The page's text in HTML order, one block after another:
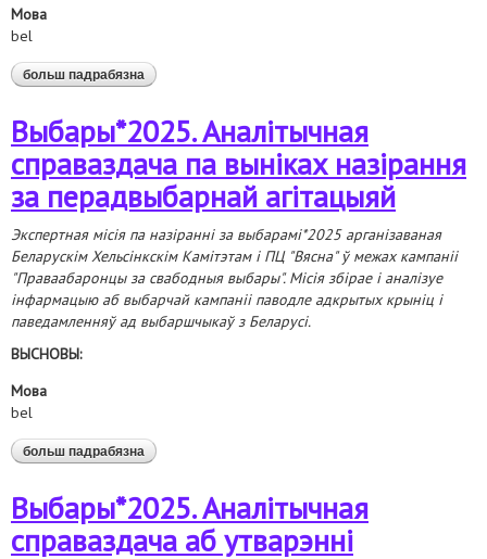
Мова
bel
больш падрабязна аб аналітыка кампаніі «праваабаронцы за
свабодныя выбары»
Выбары*2025. Аналітычная
справаздача па выніках назірання
за перадвыбарнай агітацыяй
Экспертная місія па назіранні за выбарамі*2025 арганізаваная
Беларускім Хельсінкскім Камітэтам і ПЦ "Вясна" ў межах кампаніі
"Праваабаронцы за свабодныя выбары". Місія збірае і аналізуе
інфармацыю аб выбарчай кампаніі паводле адкрытых крыніц і
паведамленняў ад выбаршчыкаў з Беларусі.
ВЫСНОВЫ:
Мова
bel
больш падрабязна аб выбары*2025. аналітычная справаздача па
выніках назірання за перадвыбарнай агітацыяй
Выбары*2025. Аналітычная
справаздача аб утварэнні